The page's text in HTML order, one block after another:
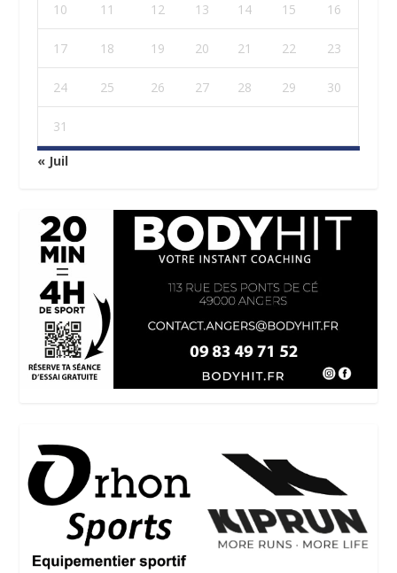
10 11 12 13 14 15 16
17 18 19 20 21 22 23
24 25 26 27 28 29 30
31
« Juil